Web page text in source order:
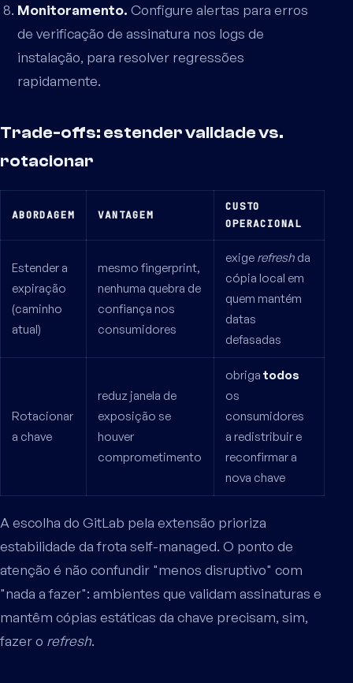
Monitoramento. Configure alertas para erros
de verificação de assinatura nos logs de
instalação, para resolver regressões
rapidamente.
Trade-offs: estender validade vs.
rotacionar
ABORDAGEM VANTAGEM
CUSTO
OPERACIONAL
Estender a
expiração
(caminho
atual)
mesmo fingerprint,
nenhuma quebra de
confiança nos
consumidores
exige refresh da
cópia local em
quem mantém
datas
defasadas
Rotacionar
a chave
reduz janela de
exposição se
houver
comprometimento
obrigatodos
os
consumidores
a redistribuir e
reconfirmar a
nova chave
A escolha do GitLab pela extensão prioriza
estabilidade da frota self-managed. O ponto de
atenção é não confundir "menos disruptivo" com
"nada a fazer": ambientes que validam assinaturas e
mantêm cópias estáticas da chave precisam, sim,
fazer o refresh.